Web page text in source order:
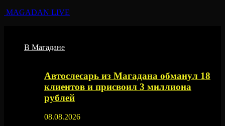
MAGADAN LIVE
В Магадане
Автослесарь из Магадана обманул 18
клиентов и присвоил 3 миллиона
рублей
08.08.2026